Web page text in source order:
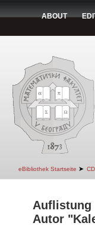
ABOUT
eBibliothek Startseite ➤
Auflistung
Autor